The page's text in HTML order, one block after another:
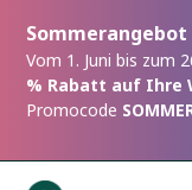
Sommerangebot
Vom 1. Juni bis zum
% Rabatt auf Ihre
Promocode